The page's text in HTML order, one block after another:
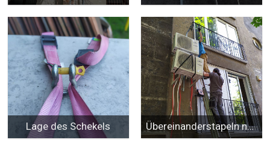
Lage des Schekels Übereinanderstapeln neuer Klimaanlagen